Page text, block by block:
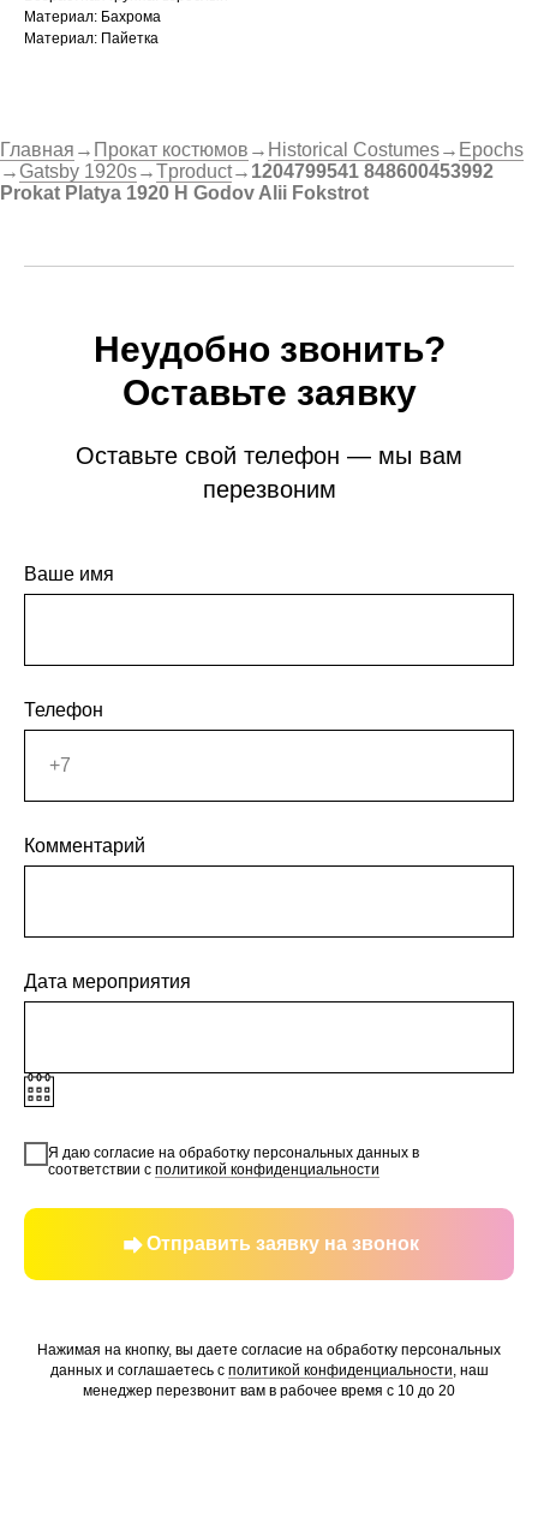
Материал: Бахрома
Материал: Пайетка
Главная → Прокат костюмов → Historical Costumes→ Epochs
→ Gatsby 1920s→Tproduct→ 1204799541 848600453992
Prokat Platya 1920 H Godov Alii Fokstrot
Неудобно звонить?
Оставьте заявку
Оставьте свой телефон — мы вам
перезвоним
Ваше имя
Телефон
Комментарий
Дата мероприятия
Я даю согласие на обработку персональных данных в
соответствии с политикой конфиденциальности
Отправить заявку на звонок
Нажимая на кнопку, вы даете согласие на обработку персональных
данных и соглашаетесь c политикой конфиденциальности, наш
менеджер перезвонит вам в рабочее время с 10 до 20